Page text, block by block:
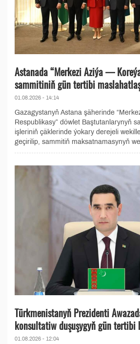
Astanada “Merkezi Aziýa —
sammitiniň gün tertibi
01.08.2026 - 14:14
Gazagystanyň Astana şäherinde
Respublikasy” döwlet Baştutanlarynyň
işleriniň çäklerinde ýokary derejeli
geçirilip, sammitiň maksatnamasynyň
Türkmenistanyň Prezidenti
konsultatiw duşuşygyň gün tertibi
01.08.2026 - 12:04